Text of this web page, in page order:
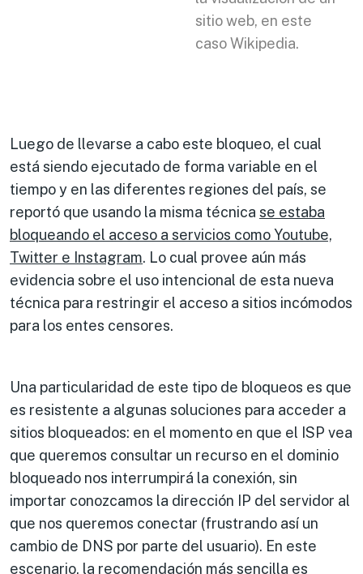
sitio web, en este
caso Wikipedia.
Luego de llevarse a cabo este bloqueo, el cual
está siendo ejecutado de forma variable en el
tiempo y en las diferentes regiones del país, se
reportó que usando la misma técnica se estaba
bloqueando el acceso a servicios como Youtube,
Twitter e Instagram. Lo cual provee aún más
evidencia sobre el uso intencional de esta nueva
técnica para restringir el acceso a sitios incómodos
para los entes censores.
Una particularidad de este tipo de bloqueos es que
es resistente a algunas soluciones para acceder a
sitios bloqueados: en el momento en que el ISP vea
que queremos consultar un recurso en el dominio
bloqueado nos interrumpirá la conexión, sin
importar conozcamos la dirección IP del servidor al
que nos queremos conectar (frustrando así un
cambio de DNS por parte del usuario). En este
escenario, la recomendación más sencilla es